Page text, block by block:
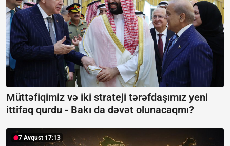
Müttəfiqimiz və iki strateji tərəfdaşımız yeni
ittifaq qurdu - Bakı da dəvət olunacaqmı?
7 Avqust 17:13